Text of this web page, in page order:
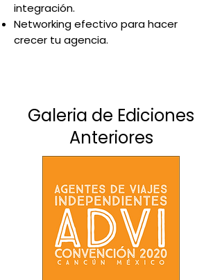
integración.
Networking efectivo para hacer
crecer tu agencia.
Galeria de Ediciones
Anteriores